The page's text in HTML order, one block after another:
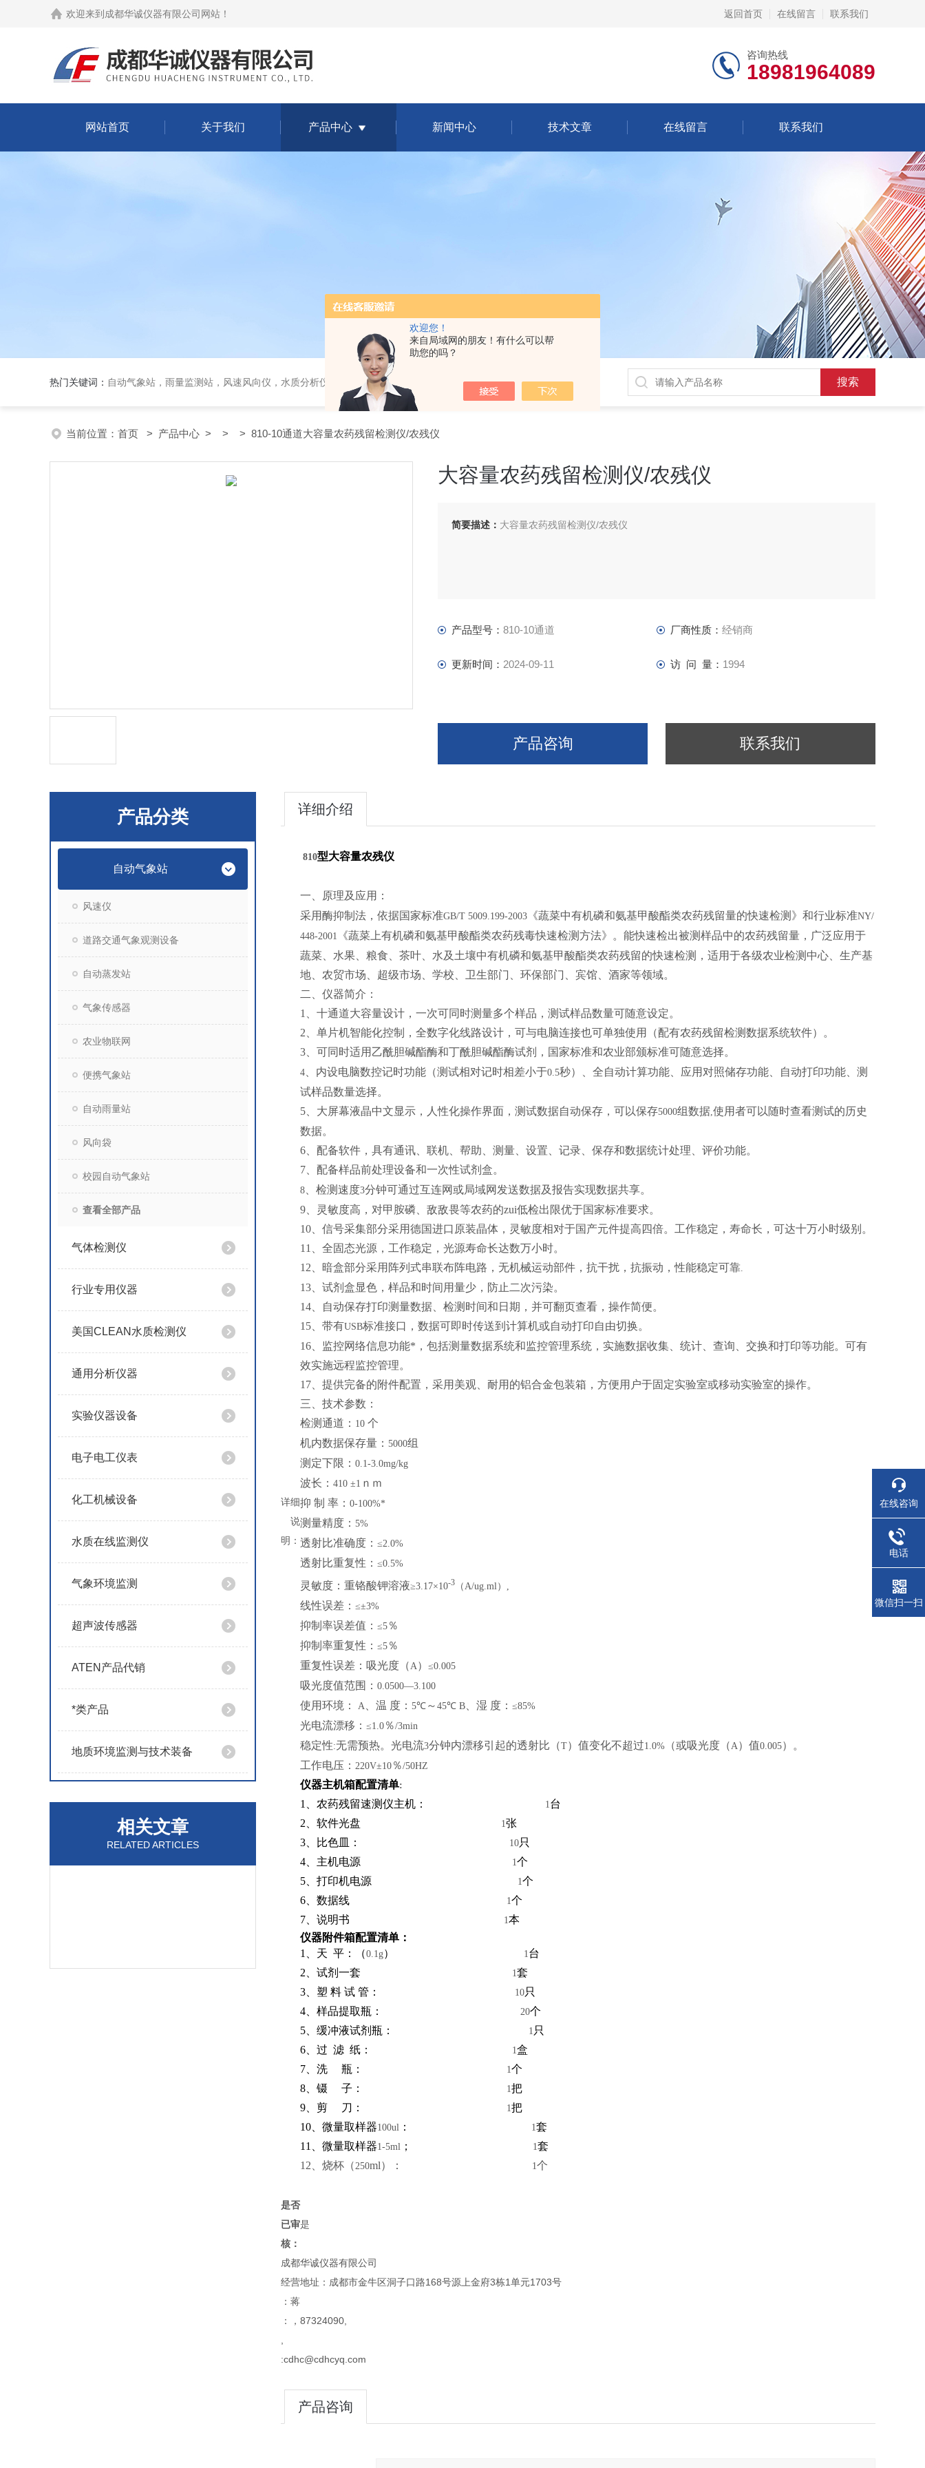
欢迎您！
来自局域网的朋友！有什么可以帮
助您的吗？
欢迎来到 成都华诚仪器有限公司网站 ！ 返回首页 在线留言 联系我们
咨询热线
18981964089
网站首页 关于我们 产品中心 新闻中心 技术文章 在线留言 联系我们
热门关键词： 自动气象站，雨量监测站，风速风向仪，水质分析仪，气体分析报警器，
当前位置： 首页 > 产品中心 > > > 810-10通道大容量农药残留检测仪/农残仪
大容量农药残留检测仪/农残仪
简要描述： 大容量农药残留检测仪/农残仪
产品型号： 810-10通道 厂商性质： 经销商
更新时间： 2024-09-11 访 问 量： 1994
产品咨询 联系我们
产品分类
自动气象站
风速仪
道路交通气象观测设备
自动蒸发站
气象传感器
农业物联网
便携气象站
自动雨量站
风向袋
校园自动气象站
查看全部产品
气体检测仪
行业专用仪器
美国CLEAN水质检测仪
通用分析仪器
实验仪器设备
电子电工仪表
化工机械设备
水质在线监测仪
气象环境监测
超声波传感器
ATEN产品代销
*类产品
地质环境监测与技术装备
相关文章
RELATED ARTICLES
详细介绍
详细
说
明：
810型大容量农残仪
一、原理及应用：
采用酶抑制法，依据国家标准GB/T 5009.199-2003 《蔬菜中有机磷和氨基甲酸酯类农药残留量的快速检测》和行业标准NY/
448-2001
《蔬菜上有机磷和氨基甲酸酯类农药残毒快速检测方法》。能快速检出被测样品中的农药残留量，广泛应用于
蔬菜、水果、粮食、茶叶、水及土壤中有机磷和氨基甲酸酯类农药残留的快速检测，适用于各级农业检测中心、生产基
地、农贸市场、超级市场、学校、卫生部门、环保部门、宾馆、酒家等领域。
二、仪器简介：
1
、十通道大容量设计，一次可同时测量多个样品，测试样品数量可随意设定。
2 、单片机智能化控制，全数字化线路设计，可与电脑连接也可单独使用（配有农药残留检测数据系统软件）。
3 、可同时适用乙酰胆碱酯酶和丁酰胆碱酯酶试剂，国家标准和农业部颁标准可随意选择。
4 、内设电脑数控记时功能（测试相对记时相差小于0.5秒）、全自动计算功能、应用对照储存功能、自动打印功能、测
试样品数量选择。
5 、大屏幕液晶中文显示，人性化操作界面，测试数据自动保存，可以保存5000组数据,使用者可以随时查看测试的历史
数据。
6 、配备软件，具有通讯、联机、帮助、测量、设置、记录、保存和数据统计处理、评价功能。
7 、配备样品前处理设备和一次性试剂盒。
8 、检测速度3分钟可通过互连网或局域网发送数据及报告实现数据共享。
9 、灵敏度高，对甲胺磷、敌敌畏等农药的zui低检出限优于国家标准要求。
10 、信号采集部分采用德国进口原装晶体，灵敏度相对于国产元件提高四倍。工作稳定，寿命长，可达十万小时级别。
11
、全固态光源，工作稳定，光源寿命长达数万小时。
12 、暗盒部分采用阵列式串联布阵电路，无机械运动部件，抗干扰，抗振动，性能稳定可靠.
13 、试剂盒显色，样品和时间用量少，防止二次污染。
14 、自动保存打印测量数据、检测时间和日期，并可翻页查看，操作简便。
15 、带有USB标准接口，数据可即时传送到计算机或自动打印自由切换。
16 、监控网络信息功能*，包括测量数据系统和监控管理系统，实施数据收集、统计、查询、交换和打印等功能。可有
效实施远程监控管理。
17 、提供完备的附件配置，采用美观、耐用的铝合金包装箱，方便用户于固定实验室或移动实验室的操作。
三、技术参数：
检测通道： 10 个
机内数据保存量： 5000组
测定下限： 0.1-3.0mg/kg
波长： 410 ±1 ｎｍ
抑 制 率： 0-100%*
测量精度： 5%
透射比准确度： ≤2.0%
透射比重复性： ≤0.5%
灵敏度：重铬酸钾溶液≥3.17×10-3 （A/ug.ml）,
线性误差： ≤±3%
抑制率误差值： ≤5 ％
抑制率重复性： ≤5 ％
重复性误差：吸光度（ A ） ≤0.005
吸光度值范围： 0.0500—3.100
使用环境： A 、温 度： 5℃ ～ 45℃ B 、湿 度： ≤85%
光电流漂移： ≤1.0 ％/3min
稳定性:无需预热。光电流3分钟内漂移引起的透射比（T）值变化不超过1.0% （或吸光度（ A ）值0.005）。
工作电压： 220V±10 ％/50HZ
仪器主机箱配置清单:
1 、农药残留速测仪主机： 1 台
2 、软件光盘 1张
3 、比色皿： 10只
4 、主机电源 1个
5 、打印机电源 1个
6 、数据线 1个
7 、说明书 1本
仪器附件箱配置清单：
1
、天 平：（0.1g） 1 台
2 、试剂一套 1套
3 、塑 料 试 管： 10只
4 、样品提取瓶： 20个
5 、缓冲液试剂瓶： 1 只
6 、过 滤 纸： 1盒
7 、洗 瓶： 1个
8 、镊 子： 1把
9 、剪 刀： 1把
10 、微量取样器100ul ： 1套
11
、微量取样器1-5ml ； 1套
12 、烧杯（ 250ml）： 1个
是否
已审
核：
是
成都华诚仪器有限公司
经营地址：成都市金牛区洞子口路168号源上金府3栋1单元1703号
：蒋
：，87324090,
:cdhc@cdhcyq.com
产品咨询
在线咨询
电话
微信扫一扫